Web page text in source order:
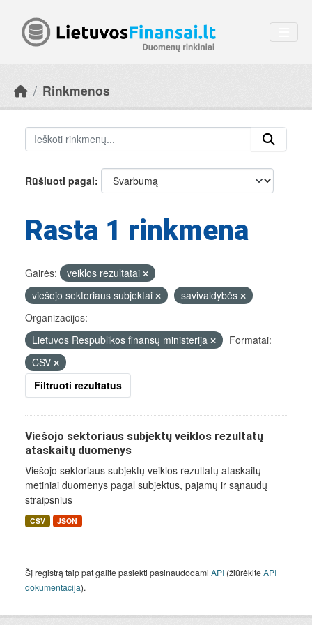
Rinkmenos
Rūšiuoti pagal
Rasta 1 rinkmena
Gairės:
veiklos rezultatai
viešojo sektoriaus subjektai
savivaldybės
Organizacijos:
Lietuvos Respublikos finansų ministerija
Formatai:
CSV
Filtruoti rezultatus
Viešojo sektoriaus subjektų veiklos rezultatų
ataskaitų duomenys
Viešojo sektoriaus subjektų veiklos rezultatų ataskaitų
metiniai duomenys pagal subjektus, pajamų ir sąnaudų
straipsnius
CSV JSON
Šį registrą taip pat galite pasiekti pasinaudodami API (žiūrėkiteAPI
dokumentacija).